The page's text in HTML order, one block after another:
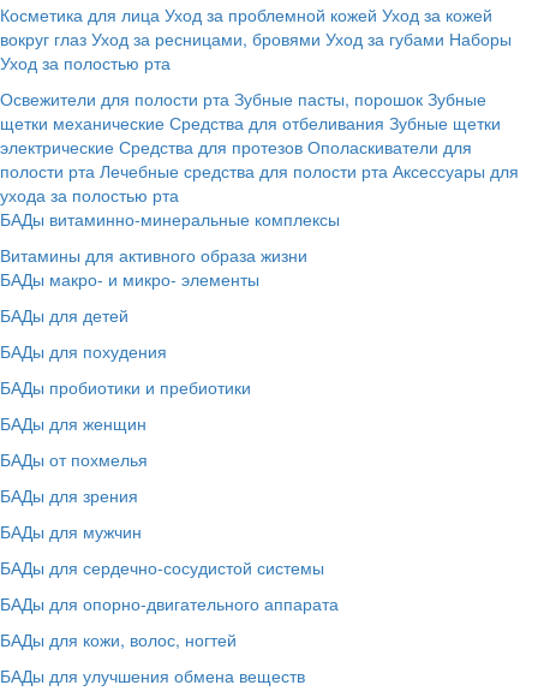
Косметика для лица Уход за проблемной кожей Уход за кожей
вокруг глаз Уход за ресницами, бровями Уход за губами Наборы
Уход за полостью рта
Освежители для полости рта Зубные пасты, порошок Зубные
щетки механические Средства для отбеливания Зубные щетки
электрические Средства для протезов Ополаскиватели для
полости рта Лечебные средства для полости рта Аксессуары для
ухода за полостью рта
БАДы витаминно-минеральные комплексы
Витамины для активного образа жизни
БАДы макро- и микро- элементы
БАДы для детей
БАДы для похудения
БАДы пробиотики и пребиотики
БАДы для женщин
БАДы от похмелья
БАДы для зрения
БАДы для мужчин
БАДы для сердечно-сосудистой системы
БАДы для опорно-двигательного аппарата
БАДы для кожи, волос, ногтей
БАДы для улучшения обмена веществ